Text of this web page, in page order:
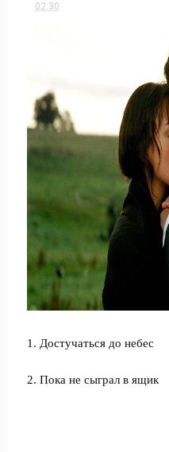
02:30
1. Достучаться до небес
2. Пока не сыграл в ящик